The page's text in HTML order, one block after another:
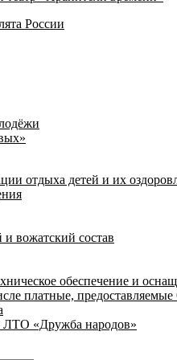
России
отдыха детей и их
и вожатский состав
обеспечение и
платные,
«Дружба народов»